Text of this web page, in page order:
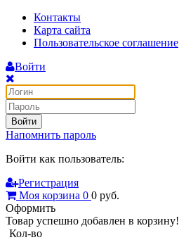
Контакты
Карта сайта
Пользовательское соглашение
Войти
Войти
Напомнить пароль
Войти как пользователь:
Регистрация
Моя корзина 0 0 руб.
Оформить
Товар успешно добавлен в корзину!
Кол-во